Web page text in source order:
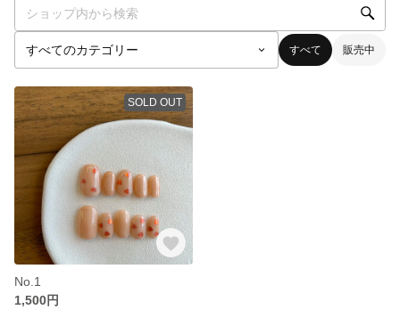
すべて 販売中
SOLD OUT
No.1
1,500円